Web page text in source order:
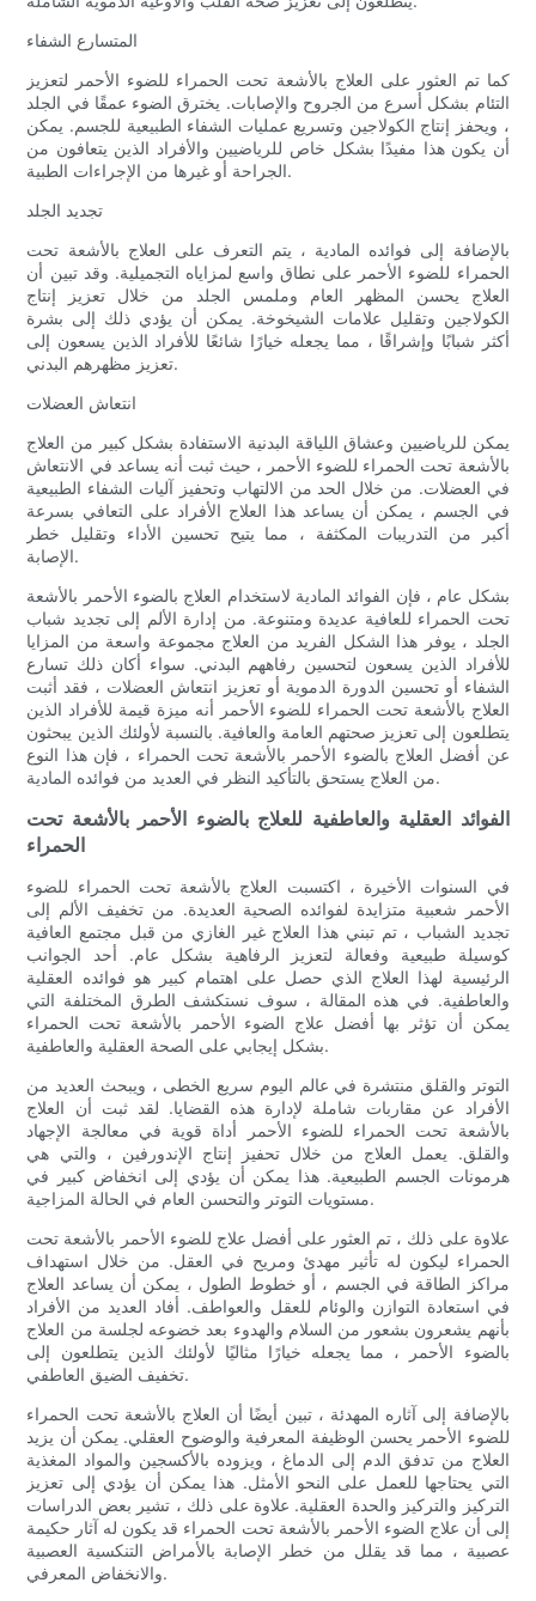
المتسارع الشفاء
كما تم العثور على العلاج بالأشعة تحت الحمراء للضوء الأحمر لتعزيز
التئام بشكل أسرع من الجروح والإصابات. يخترق الضوء عمقًا في الجلد
، ويحفز إنتاج الكولاجين وتسريع عمليات الشفاء الطبيعية للجسم. يمكن
أن يكون هذا مفيدًا بشكل خاص للرياضيين والأفراد الذين يتعافون من
الجراحة أو غيرها من الإجراءات الطبية.
تجديد الجلد
بالإضافة إلى فوائده المادية ، يتم التعرف على العلاج بالأشعة تحت
الحمراء للضوء الأحمر على نطاق واسع لمزاياه التجميلية. وقد تبين أن
العلاج يحسن المظهر العام وملمس الجلد من خلال تعزيز إنتاج
الكولاجين وتقليل علامات الشيخوخة. يمكن أن يؤدي ذلك إلى بشرة
أكثر شبابًا وإشراقًا ، مما يجعله خيارًا شائعًا للأفراد الذين يسعون إلى
تعزيز مظهرهم البدني.
انتعاش العضلات
يمكن للرياضيين وعشاق اللياقة البدنية الاستفادة بشكل كبير من العلاج
بالأشعة تحت الحمراء للضوء الأحمر ، حيث ثبت أنه يساعد في الانتعاش
في العضلات. من خلال الحد من الالتهاب وتحفيز آليات الشفاء الطبيعية
في الجسم ، يمكن أن يساعد هذا العلاج الأفراد على التعافي بسرعة
أكبر من التدريبات المكثفة ، مما يتيح تحسين الأداء وتقليل خطر
الإصابة.
بشكل عام ، فإن الفوائد المادية لاستخدام العلاج بالضوء الأحمر بالأشعة
تحت الحمراء للعافية عديدة ومتنوعة. من إدارة الألم إلى تجديد شباب
الجلد ، يوفر هذا الشكل الفريد من العلاج مجموعة واسعة من المزايا
للأفراد الذين يسعون لتحسين رفاههم البدني. سواء أكان ذلك تسارع
الشفاء أو تحسين الدورة الدموية أو تعزيز انتعاش العضلات ، فقد أثبت
العلاج بالأشعة تحت الحمراء للضوء الأحمر أنه ميزة قيمة للأفراد الذين
يتطلعون إلى تعزيز صحتهم العامة والعافية. بالنسبة لأولئك الذين يبحثون
عن أفضل العلاج بالضوء الأحمر بالأشعة تحت الحمراء ، فإن هذا النوع
من العلاج يستحق بالتأكيد النظر في العديد من فوائده المادية.
الفوائد العقلية والعاطفية للعلاج بالضوء الأحمر بالأشعة تحت
الحمراء
في السنوات الأخيرة ، اكتسبت العلاج بالأشعة تحت الحمراء للضوء
الأحمر شعبية متزايدة لفوائده الصحية العديدة. من تخفيف الألم إلى
تجديد الشباب ، تم تبني هذا العلاج غير الغازي من قبل مجتمع العافية
كوسيلة طبيعية وفعالة لتعزيز الرفاهية بشكل عام. أحد الجوانب
الرئيسية لهذا العلاج الذي حصل على اهتمام كبير هو فوائده العقلية
والعاطفية. في هذه المقالة ، سوف نستكشف الطرق المختلفة التي
يمكن أن تؤثر بها أفضل علاج الضوء الأحمر بالأشعة تحت الحمراء
بشكل إيجابي على الصحة العقلية والعاطفية.
التوتر والقلق منتشرة في عالم اليوم سريع الخطى ، ويبحث العديد من
الأفراد عن مقاربات شاملة لإدارة هذه القضايا. لقد ثبت أن العلاج
بالأشعة تحت الحمراء للضوء الأحمر أداة قوية في معالجة الإجهاد
والقلق. يعمل العلاج من خلال تحفيز إنتاج الإندورفين ، والتي هي
هرمونات الجسم الطبيعية. هذا يمكن أن يؤدي إلى انخفاض كبير في
مستويات التوتر والتحسن العام في الحالة المزاجية.
علاوة على ذلك ، تم العثور على أفضل علاج للضوء الأحمر بالأشعة تحت
الحمراء ليكون له تأثير مهدئ ومريح في العقل. من خلال استهداف
مراكز الطاقة في الجسم ، أو خطوط الطول ، يمكن أن يساعد العلاج
في استعادة التوازن والوئام للعقل والعواطف. أفاد العديد من الأفراد
بأنهم يشعرون بشعور من السلام والهدوء بعد خضوعه لجلسة من العلاج
بالضوء الأحمر ، مما يجعله خيارًا مثاليًا لأولئك الذين يتطلعون إلى
تخفيف الضيق العاطفي.
بالإضافة إلى آثاره المهدئة ، تبين أيضًا أن العلاج بالأشعة تحت الحمراء
للضوء الأحمر يحسن الوظيفة المعرفية والوضوح العقلي. يمكن أن يزيد
العلاج من تدفق الدم إلى الدماغ ، ويزوده بالأكسجين والمواد المغذية
التي يحتاجها للعمل على النحو الأمثل. هذا يمكن أن يؤدي إلى تعزيز
التركيز والتركيز والحدة العقلية. علاوة على ذلك ، تشير بعض الدراسات
إلى أن علاج الضوء الأحمر بالأشعة تحت الحمراء قد يكون له آثار حكيمة
عصبية ، مما قد يقلل من خطر الإصابة بالأمراض التنكسية العصبية
والانخفاض المعرفي.